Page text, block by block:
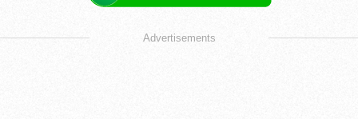
Advertisements